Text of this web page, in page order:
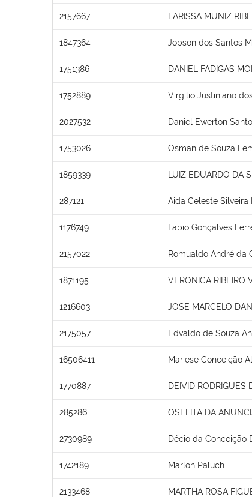
2157667 LARISSA MUNIZ
1847364 Jobson dos Santos
1751386 DANIEL FADIGAS
1752889 Virgilio Justiniano
2027532 Daniel Ewerton
1753026 Osman de Souza
1859339 LUIZ EDUARDO DA
287121 Aida Celeste Silveira
1176749 Fabio Gonçalves
2157022 Romualdo André da
1871195 VERONICA RIBEIRO
1216603 JOSE MARCELO
2175057 Edvaldo de Souza
16506411 Mariese Conceição
1770887 DEIVID RODRIGUES
285286 OSELITA DA
2730989 Décio da Conceição
1742189 Marlon Paluch
2133468 MARTHA ROSA